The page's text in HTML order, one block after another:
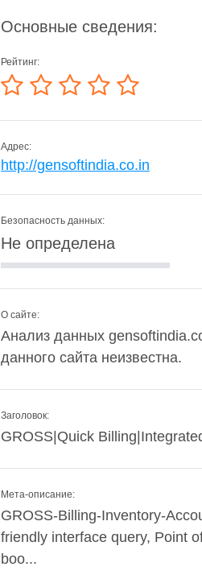
Основные сведения:
Рейтинг:
Адрес:
http://gensoftindia.co.in
Безопасность данных:
Не определена
О сайте:
Анализ данных
данного сайта неизвестна.
Заголовок:
GROSS|Quick
Мета-описание:
GROSS-Billing-Inventory-
friendly interface query, Point
boo...